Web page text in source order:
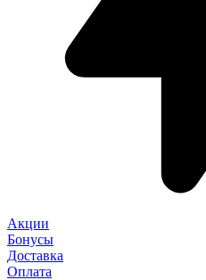
Акции
Бонусы
Доставка
Оплата